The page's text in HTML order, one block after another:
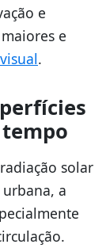
e
e
.
solar
a